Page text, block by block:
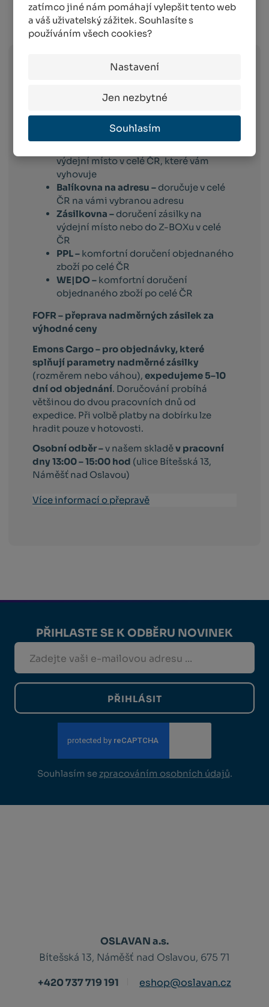
zatímco jiné nám pomáhají vylepšit tento web
a váš uživatelský zážitek. Souhlasíte s
používáním všech cookies?
Nastavení
Jen nezbytné
Souhlasím
Info o přepravě:
skladem expedujeme následující
obdržíme. Doručování pak probíhá
následující pracovní den po dni expedici.
Toto platí pro dopravce:
výdejní místo v celé ČR, které vám
vyhovuje
Balíkovna na adresu – doručuje v celé
ČR na vámi vybranou adresu
Zásilkovna – doručení zásilky na
výdejní místo nebo do Z-BOXu v celé
ČR
PPL – komfortní doručení objednaného
zboží po celé ČR
WE|DO – komfortní doručení
objednaného zboží po celé ČR
FOFR – přeprava nadměrných zásilek za
výhodné ceny
Emons Cargo – pro objednávky, které
splňují parametry nadměrné zásilky
(rozměrem nebo váhou),expedujeme 5–10
dní od objednání. Doručování probíhá
většinou do dvou pracovních dnů od
expedice. Při volbě platby na dobírku lze
hradit pouze v hotovosti.
Osobní odběr –v našem skladěv pracovní
dny 13:00 – 15:00 hod (ulice Bítešská 13,
Náměšť nad Oslavou)
Více informací o přepravě
PŘIHLASTE SE K ODBĚRU NOVINEK
PŘIHLÁSIT
Souhlasím se zpracováním osobních údajů.
OSLAVAN a.s.
Bítešská 13, Náměšť nad Oslavou, 675 71
+420 737 719 191
eshop@oslavan.cz